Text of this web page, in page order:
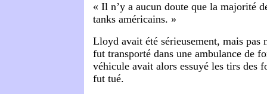
« Il n’y a aucun doute que la majorité
tanks américains. »
Lloyd avait été sérieusement, mais pas
fut transporté dans une ambulance de
véhicule avait alors essuyé les tirs des
fut tué.